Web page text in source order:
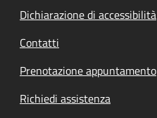
Dichiarazione di accessibilità
Contatti
Prenotazione appuntamento
Richiedi assistenza